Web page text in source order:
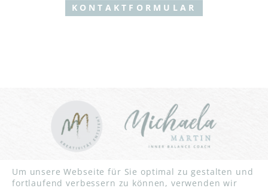
KONTAKTFORMULAR
INNER BALANCE YOGA | CHRISTLICHES YOGA | YOGA FÜR
STARKE FRAUEN UND MÄNNER | YOGA FÜR BLINDE
Um unsere Webseite für Sie optimal zu gestalten und
fortlaufend verbessern zu können, verwenden wir